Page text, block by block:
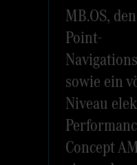
MB.OS,
Point-
sowie ein
Niveau
Concept